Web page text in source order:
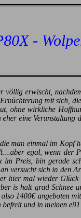
-
völlig erwischt,
mit sich,
ohne wirkliche
eine
man einmal im Kopf
egal, wenn der
Preis, bin gerade
versucht sich in den
hier mal wieder
is halt grad
1400€ angeboten
und in meinen